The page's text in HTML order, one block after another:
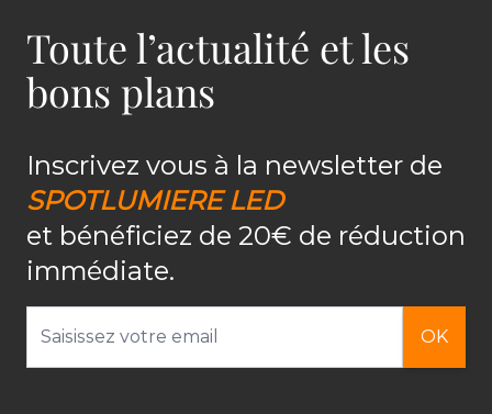
Toute l’actualité et les
bons plans
Inscrivez vous à la newsletter de
SPOTLUMIERE LED
et bénéficiez de 20€ de réduction
immédiate.
OK